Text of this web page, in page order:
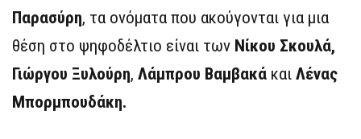
Παρασύρη, τα ονόματα που ακούγονται για μια
θέση στο ψηφοδέλτιο είναι των Νίκου Σκουλά,
Γιώργου Ξυλούρη, Λάμπρου Βαμβακά και Λένας
Μπορμπουδάκη.